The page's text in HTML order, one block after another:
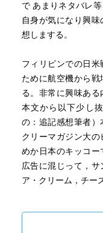
で あまりネタバレ
自身が気になり興
想しまする。
フィリピンでの日
ために航空機から
る。非常に興味あ
本文から以下少し
の：追記感想筆者）
クリーマガジン大
めか日本のキッコ
広告に混じって，
ア・クリーム，チー
る。でも何故アメ